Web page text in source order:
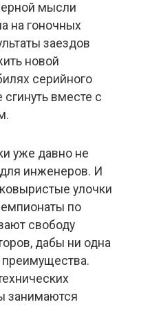
мысли
на гоночных
заездов
новой
серийного
вместе с
уже давно не
инженеров. И
улочки
по
свободу
дабы ни одна
занимаются